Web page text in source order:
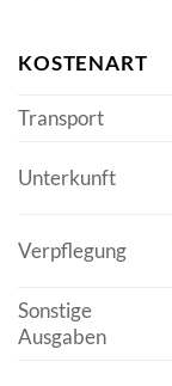
KOSTENART
Transport
Unterkunft
Verpflegung
Sonstige
Ausgaben